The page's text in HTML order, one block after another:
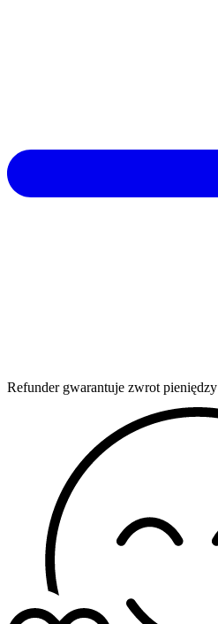
Refunder gwarantuje zwrot pieniędzy